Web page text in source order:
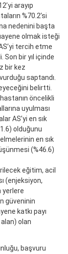
arayıp
%70.2’si
nedenini başta
olmak isteği
tercih etme
Son bir yıl içinde
bir kez
saptandı.
belirtti.
öncelikli
uyulması
AS’yi en sık
olduğunu
en sık
(%46.6)
eğitim, acil
(enjeksiyon,
yerlere
güveninin
katkı payı
olan
başvuru